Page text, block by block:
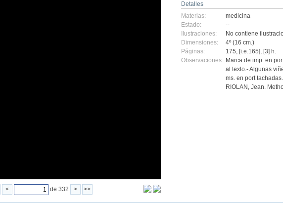
< de 332 > >>
Detalles
Materias:
medicina
Estado:
--
Ilustraciones:
No contiene
Dimensiones:
4º (16 cm.)
Páginas:
175, [i.e.165], [3] h.
Observaciones: Marca de imp. en
al texto.- Algunas
ms. en port
RIOLAN, Jean.